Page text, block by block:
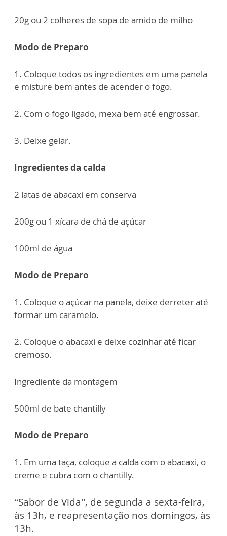
20g ou 2 colheres de sopa de amido de milho
Modo de Preparo
1. Coloque todos os ingredientes em uma panela
e misture bem antes de acender o fogo.
2. Com o fogo ligado, mexa bem até engrossar.
3. Deixe gelar.
Ingredientes da calda
2 latas de abacaxi em conserva
200g ou 1 xícara de chá de açúcar
100ml de água
Modo de Preparo
1. Coloque o açúcar na panela, deixe derreter até
formar um caramelo.
2. Coloque o abacaxi e deixe cozinhar até ficar
cremoso.
Ingrediente da montagem
500ml de bate chantilly
Modo de Preparo
1. Em uma taça, coloque a calda com o abacaxi, o
creme e cubra com o chantilly.
“Sabor de Vida”, de segunda a sexta-feira,
às 13h, e reapresentação nos domingos, às
13h.